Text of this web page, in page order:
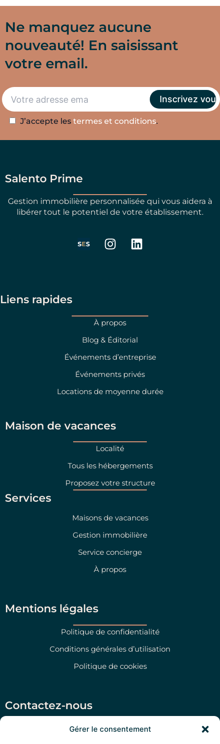
Gérer le consentement
Ne manquez aucune
nouveauté! En saisissant
votre email.
J’accepte lestermes et conditions.
Salento Prime
Gestion immobilière personnalisée qui vous aidera à
libérer tout le potentiel de votre établissement.
I
n
a
m
L
i
Liens rapides
À propos
Blog & Éditorial
Événements d’entreprise
Événements privés
Locations de moyenne durée
Maison de vacances
Localité
Tous les hébergements
Proposez votre structure
Services
Maisons de vacances
Gestion immobilière
Service concierge
À propos
Mentions légales
Politique de confidentialité
Conditions générales d’utilisation
Politique de cookies
Contactez-nous
Salento Prime Srl, Via San Martino 47, Morciano di